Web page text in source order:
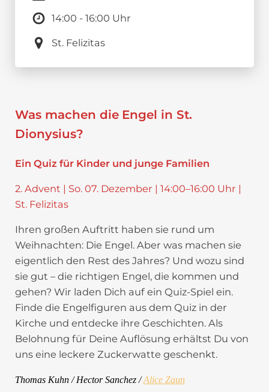
14:00 - 16:00 Uhr
St. Felizitas
Was machen die Engel in St.
Dionysius?
Ein Quiz für Kinder und junge Familien
2. Advent | So. 07. Dezember | 14:00–16:00 Uhr |
St. Felizitas
Ihren großen Auftritt haben sie rund um
Weihnachten: Die Engel. Aber was machen sie
eigentlich den Rest des Jahres? Und wozu sind
sie gut – die richtigen Engel, die kommen und
gehen? Wir laden Dich auf ein Quiz-Spiel ein.
Finde die Engelfiguren aus dem Quiz in der
Kirche und entdecke ihre Geschichten. Als
Belohnung für Deine Auflösung erhältst Du von
uns eine leckere Zuckerwatte geschenkt.
Thomas Kuhn / Hector Sanchez /Alice Zaun